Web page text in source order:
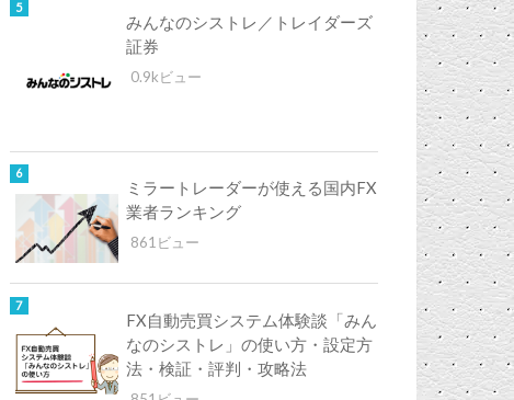
みんなのシストレ／トレイダーズ
証券
0.9kビュー
ミラートレーダーが使える国内FX
業者ランキング
861ビュー
FX自動売買システム体験談「みん
なのシストレ」の使い方・設定方
法・検証・評判・攻略法